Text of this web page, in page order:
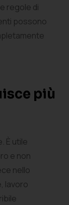
regole di
possono
più
È utile
e non
nello
lavoro